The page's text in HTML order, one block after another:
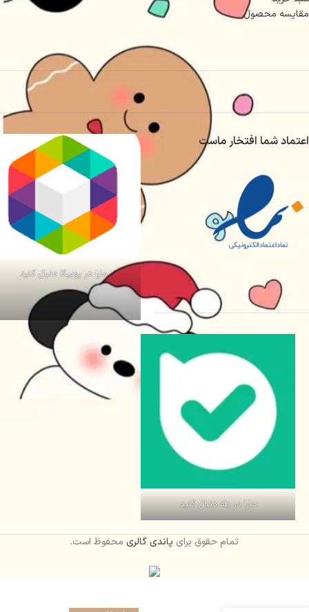
مقایسه محصول
اعتماد شما افتخار ماست
مارا در روبیکا دنبال کنید
مارا در بله دنبال کنید
تمام حقوق برای پاندی گالری محفوظ است.